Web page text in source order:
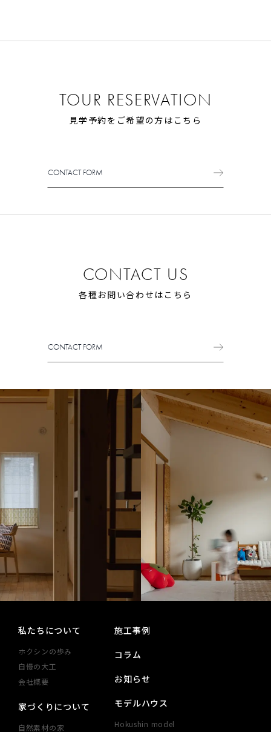
TOUR RESERVATION
見学予約をご希望の方はこちら
CONTACT FORM
CONTACT US
各種お問い合わせはこちら
CONTACT FORM
私たちについて
ホクシンの歩み
自慢の大工
会社概要
家づくりについて
自然素材の家
施工事例
コラム
お知らせ
モデルハウス
Hokushin model